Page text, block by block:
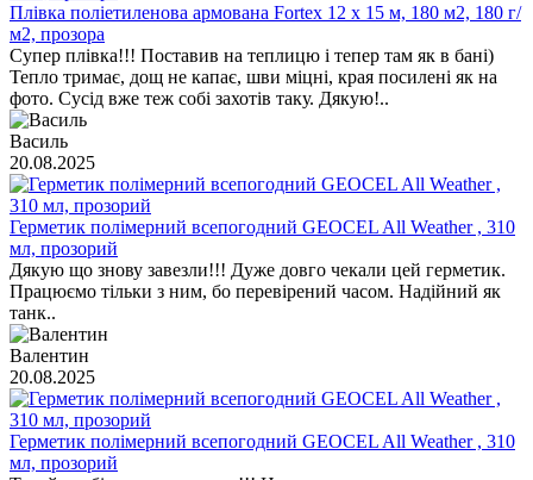
Плівка поліетиленова армована Fortex 12 х 15 м, 180 м2, 180 г/
м2, прозора
Супер плівка!!! Поставив на теплицю і тепер там як в бані)
Тепло тримає, дощ не капає, шви міцні, края посилені як на
фото. Сусід вже теж собі захотів таку. Дякую!..
Василь
20.08.2025
Герметик полімерний всепогодний GEOCEL All Weather , 310
мл, прозорий
Дякую що знову завезли!!! Дуже довго чекали цей герметик.
Працюємо тільки з ним, бо перевірений часом. Надійний як
танк..
Валентин
20.08.2025
Герметик полімерний всепогодний GEOCEL All Weather , 310
мл, прозорий